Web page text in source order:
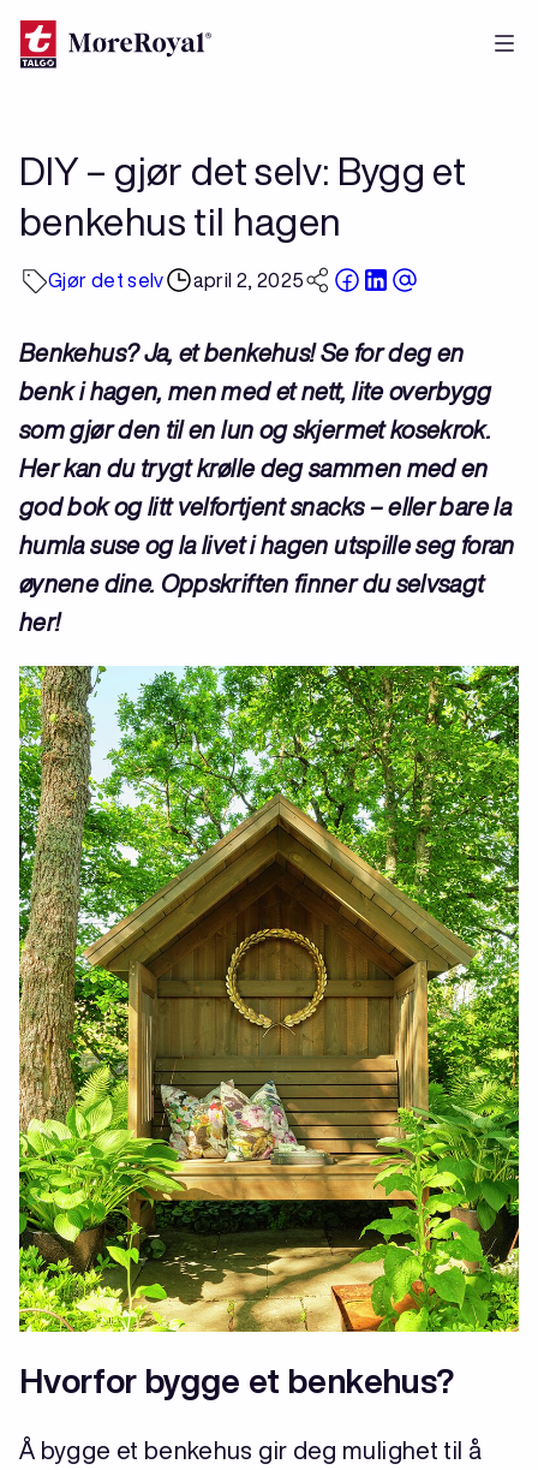
Hopp
DIY – gjør det selv: Bygg et
benkehus til hagen
Gjør det selv april 2, 2025
Benkehus? Ja, et benkehus! Se for deg en
benk i hagen, men med et nett, lite overbygg
som gjør den til en lun og skjermet kosekrok.
Her kan du trygt krølle deg sammen med en
god bok og litt velfortjent snacks – eller bare la
humla suse og la livet i hagen utspille seg foran
øynene dine. Oppskriften finner du selvsagt
her!
Hvorfor bygge et benkehus?
Å bygge et benkehus gir deg mulighet til å